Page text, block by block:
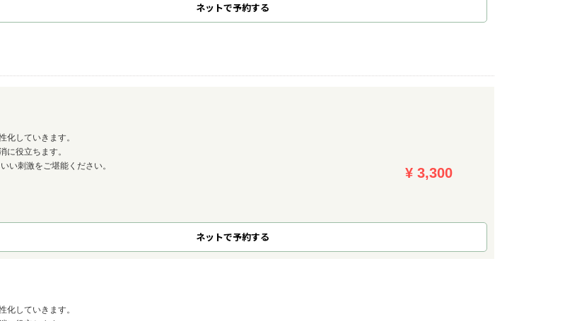
ネットで予約する
化していきます。
に役立ちます。
い刺激をご堪能ください。
¥ 3,300
ネットで予約する
化していきます。